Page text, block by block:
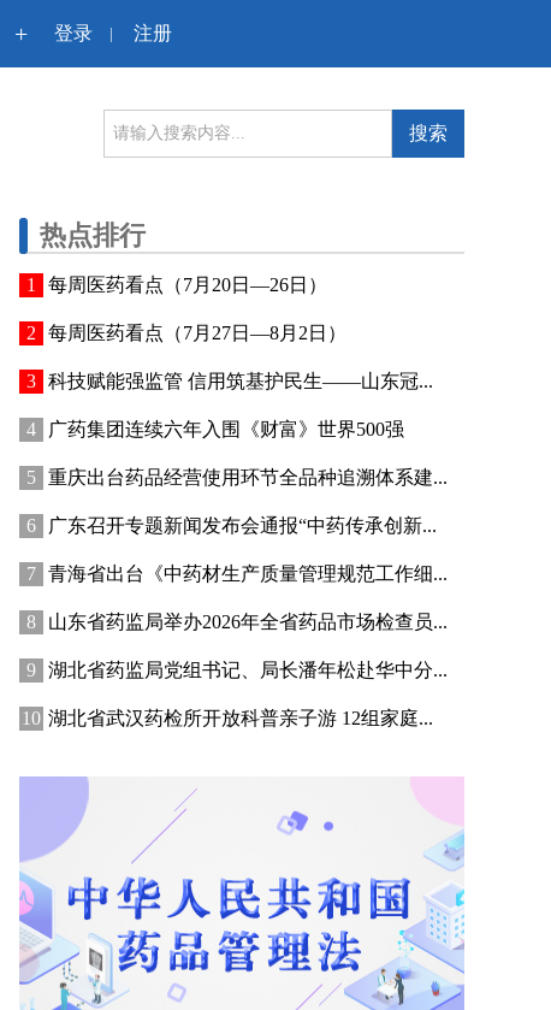
+ 登录 | 注册
搜索
热点排行
每周医药看点（7月20日—26日）
每周医药看点（7月27日—8月2日）
科技赋能强监管 信用筑基护民生——山东冠...
广药集团连续六年入围《财富》世界500强
重庆出台药品经营使用环节全品种追溯体系建...
广东召开专题新闻发布会通报“中药传承创新...
青海省出台《中药材生产质量管理规范工作细...
山东省药监局举办2026年全省药品市场检查员...
湖北省药监局党组书记、局长潘年松赴华中分...
湖北省武汉药检所开放科普亲子游 12组家庭...